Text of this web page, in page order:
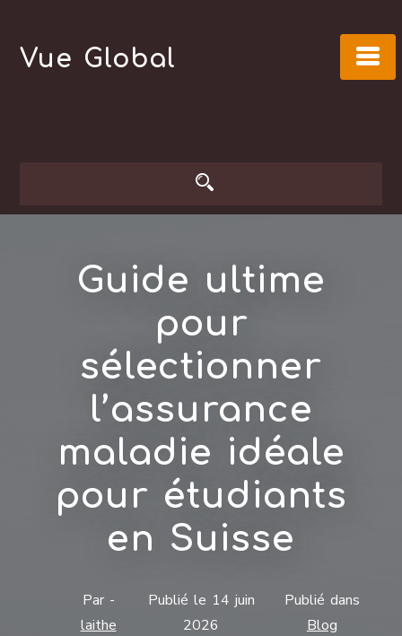
content
Vue Global
Guide ultime
pour
sélectionner
l’assurance
maladie idéale
pour étudiants
en Suisse
Par -
laithe
Publié le 14 juin
2026
Publié dans
Blog